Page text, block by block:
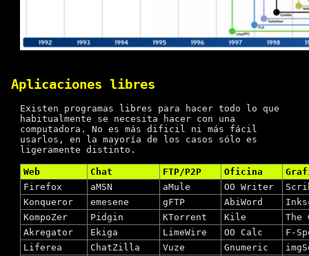
Aplicaciones libres
Existen programas libres para hacer todo lo que
habitualmente se necesita hacer con una
computadora. No es más dificil ni más fácil
usarlos, en la mayoría de los casos sólo es
ligeramente distinto.
Web Chat FTP/P2P Oficina
Firefox
aMSN aMule OO Writer
Konqueror
emesene gFTP AbiWord
KompoZer
Pidgin KTorrent Kile
The
Akregator
Ekiga LimeWire OO Calc
F-
Liferea
ChatZilla Vuze Gnumeric